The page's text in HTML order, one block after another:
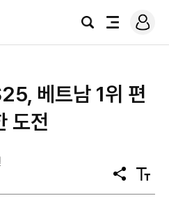
검
전
로
그
베트남 1위 편
도전
공
유
텍
스